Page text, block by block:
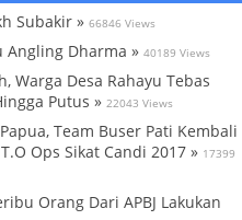
Subakir » 66846 Views
Angling Dharma » 40189 Views
Warga Desa Rahayu Tebas
Putus » 22043 Views
Team Buser Pati Kembali
Ops Sikat Candi 2017 » 17399
Orang Dari APBJ Lakukan